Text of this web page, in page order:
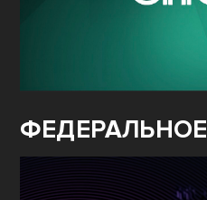
ФЕДЕРАЛЬНОЕ